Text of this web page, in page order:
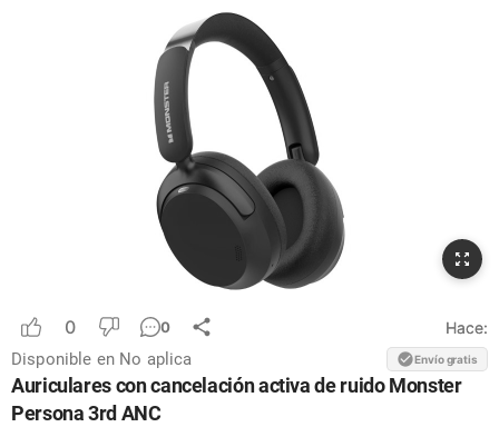
0 0 Hace:
Disponible en No aplica Envío gratis
Auriculares con cancelación activa de ruido Monster
Persona 3rd ANC